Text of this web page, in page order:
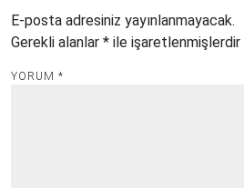
E-posta adresiniz yayınlanmayacak.
Gerekli alanlar * ile işaretlenmişlerdir
YORUM *